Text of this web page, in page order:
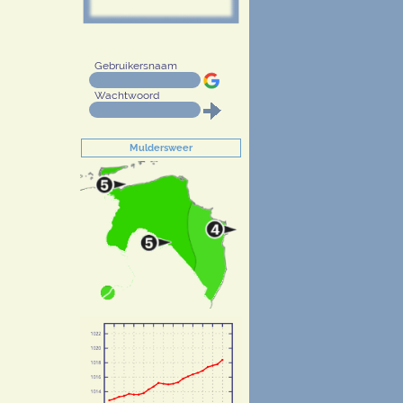
Gebruikersnaam
Wachtwoord
Muldersweer